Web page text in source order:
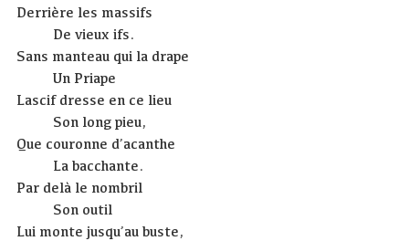
Derrière les massifs
De vieux ifs.
Sans manteau qui la drape
Un Priape
Lascif dresse en ce lieu
Son long pieu,
Que couronne d’acanthe
La bacchante.
Par delà le nombril
Son outil
Lui monte jusqu’au buste,